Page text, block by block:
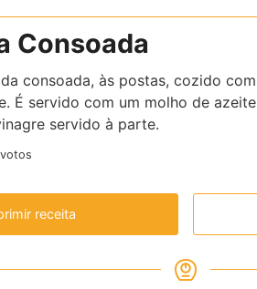
Consoada
consoada, às postas, cozido com
É servido com um molho de azeite
servido à parte.
votos
receita